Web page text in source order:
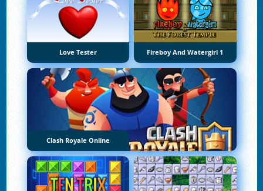
Love Tester Fireboy And Watergirl 1
Clash Royale Online